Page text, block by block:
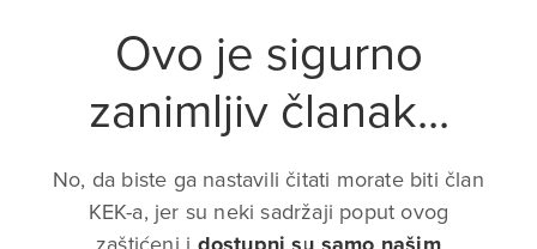
Ovo je sigurno
zanimljiv članak...
No, da biste ga nastavili čitati morate biti član
KEK-a, jer su neki sadržaji poput ovog